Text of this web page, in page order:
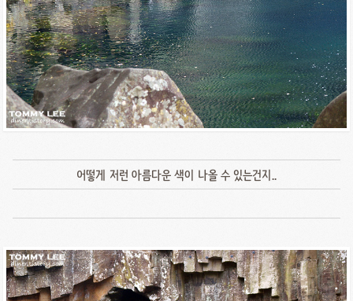
어떻게 저런 아름다운 색이 나올 수 있는건지..